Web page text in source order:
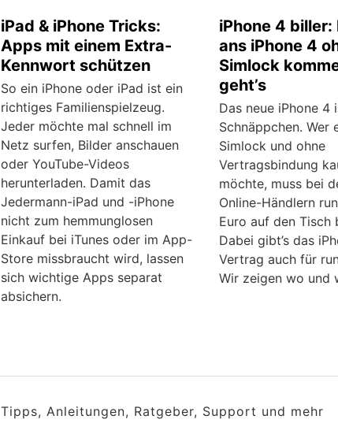
iPad & iPhone Tricks:
Apps mit einem Extra-
Kennwort schützen
So ein iPhone oder iPad ist ein
richtiges Familienspielzeug.
Jeder möchte mal schnell im
Netz surfen, Bilder anschauen
oder YouTube-Videos
herunterladen. Damit das
Jedermann-iPad und -iPhone
nicht zum hemmunglosen
Einkauf bei iTunes oder im App-
Store missbraucht wird, lassen
sich wichtige Apps separat
absichern.
iPhone 4 biller:
ans iPhone 4
Simlock
geht’s
Das neue iPhone 4
Schnäppchen. Wer
Simlock und ohne
Vertragsbindung
möchte, muss bei
Online-Händlern
Euro auf den Tisch
Dabei gibt’s das
Vertrag auch für
Wir zeigen wo und
Tipps, Anleitungen, Ratgeber, Support und mehr